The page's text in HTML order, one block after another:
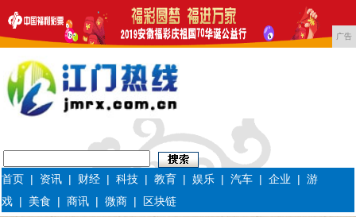
广告
首页 | 资讯 | 财经 |科技 |教育 |娱乐 |汽车 |企业 |游
戏 | 美食 |商讯 |微商 | 区块链